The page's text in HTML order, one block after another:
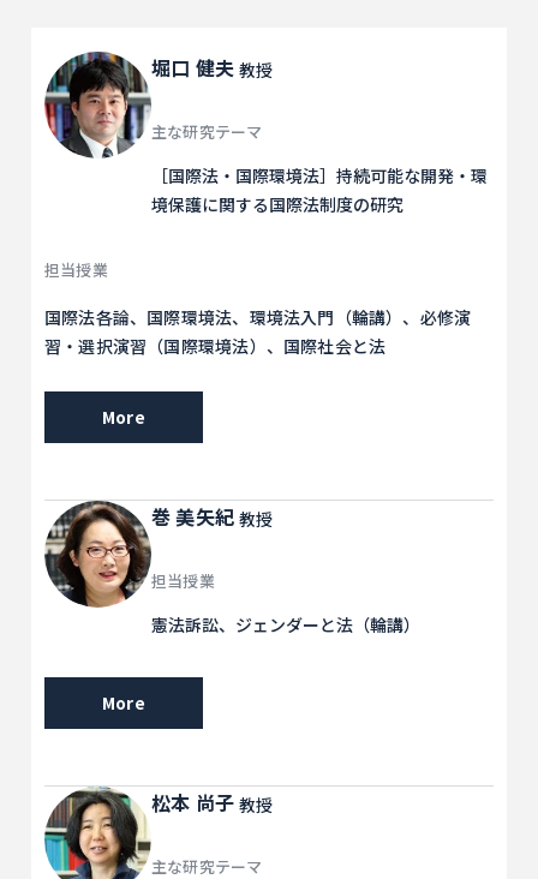
堀口 健夫教授
主な研究テーマ
［国際法・国際環境法］持続可能な開発・環
境保護に関する国際法制度の研究
担当授業
国際法各論、国際環境法、環境法入門（輪講）、必修演
習・選択演習（国際環境法）、国際社会と法
More
巻 美矢紀教授
担当授業
憲法訴訟、ジェンダーと法（輪講）
More
松本 尚子教授
主な研究テーマ